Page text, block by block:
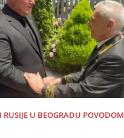
U BEOGRADU POVODOM